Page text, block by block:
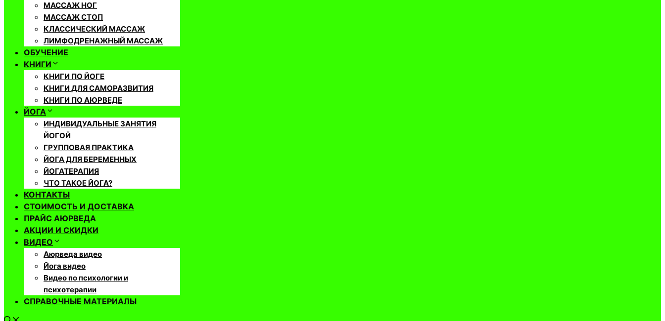
МАССАЖ НОГ
МАССАЖ СТОП
КЛАССИЧЕСКИЙ МАССАЖ
ЛИМФОДРЕНАЖНЫЙ МАССАЖ
ОБУЧЕНИЕ
КНИГИ
КНИГИ ПО ЙОГЕ
КНИГИ ДЛЯ САМОРАЗВИТИЯ
КНИГИ ПО АЮРВЕДЕ
ЙОГА
ИНДИВИДУАЛЬНЫЕ ЗАНЯТИЯ
ЙОГОЙ
ГРУППОВАЯ ПРАКТИКА
ЙОГА ДЛЯ БЕРЕМЕННЫХ
ЙОГАТЕРАПИЯ
ЧТО ТАКОЕ ЙОГА?
КОНТАКТЫ
СТОИМОСТЬ И ДОСТАВКА
ПРАЙС АЮРВЕДА
АКЦИИ И СКИДКИ
ВИДЕО
Аюрведа видео
Йога видео
Видео по психологии и
психотерапии
СПРАВОЧНЫЕ МАТЕРИАЛЫ